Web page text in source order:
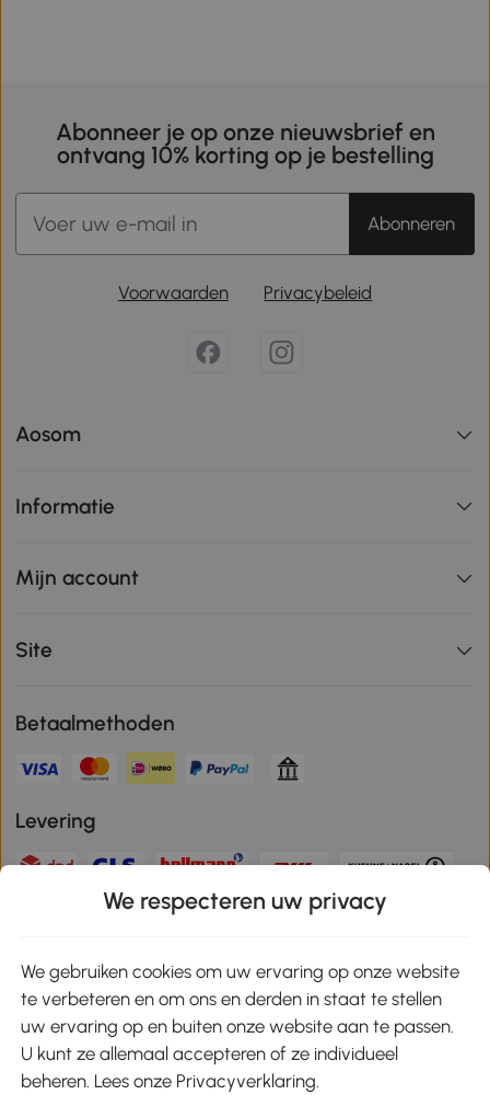
Abonneer je op onze nieuwsbrief en
ontvang 10% korting op je bestelling
Abonneren
Voorwaarden Privacybeleid
Aosom
Informatie
Mijn account
Site
Betaalmethoden
Levering
Download de app en ontvang 10% korting!
Google Play
We respecteren uw privacy
We gebruiken cookies om uw ervaring op onze website
te verbeteren en om ons en derden in staat te stellen
uw ervaring op en buiten onze website aan te passen.
U kunt ze allemaal accepteren of ze individueel
beheren. Lees onze Privacyverklaring.